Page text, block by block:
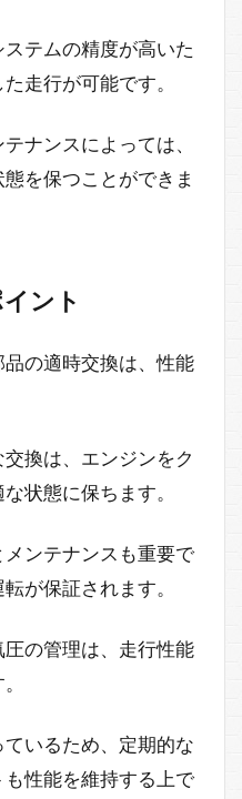
テムの精度が高いた
走行が可能です。
ナンスによっては、
を保つことができま
ント
の適時交換は、性能
換は、エンジンをク
状態に保ちます。
ンテナンスも重要で
が保証されます。
の管理は、走行性能
いるため、定期的な
性能を維持する上で